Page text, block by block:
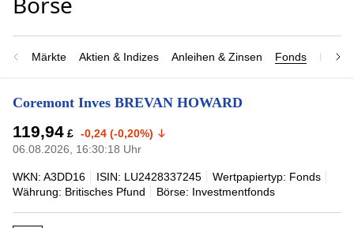
Märkte Aktien & Indizes Anleihen & Zinsen Fonds
Coremont Inves BREVAN HOWARD
119,94 £ -0,24 (-0,20%)
06.08.2026, 16:30:18 Uhr
WKN: A3DD16 ISIN: LU2428337245
Wertpapiertyp: Fonds
Währung: Britisches Pfund
Börse: Investmentfonds